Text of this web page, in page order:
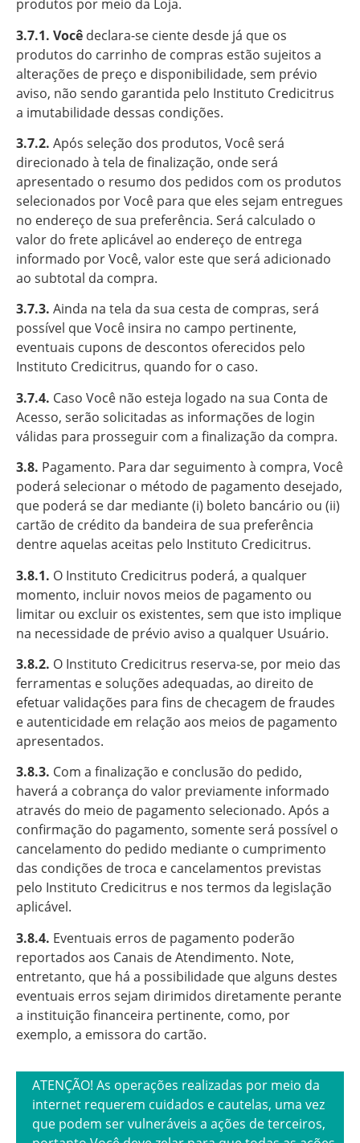
produtos por meio da Loja.
3.7.1. Você declara-se ciente desde já que os
produtos do carrinho de compras estão sujeitos a
alterações de preço e disponibilidade, sem prévio
aviso, não sendo garantida pelo Instituto Credicitrus
a imutabilidade dessas condições.
3.7.2. Após seleção dos produtos, Você será
direcionado à tela de finalização, onde será
apresentado o resumo dos pedidos com os produtos
selecionados por Você para que eles sejam entregues
no endereço de sua preferência. Será calculado o
valor do frete aplicável ao endereço de entrega
informado por Você, valor este que será adicionado
ao subtotal da compra.
3.7.3. Ainda na tela da sua cesta de compras, será
possível que Você insira no campo pertinente,
eventuais cupons de descontos oferecidos pelo
Instituto Credicitrus, quando for o caso.
3.7.4. Caso Você não esteja logado na sua Conta de
Acesso, serão solicitadas as informações de login
válidas para prosseguir com a finalização da compra.
3.8. Pagamento. Para dar seguimento à compra, Você
poderá selecionar o método de pagamento desejado,
que poderá se dar mediante (i) boleto bancário ou (ii)
cartão de crédito da bandeira de sua preferência
dentre aquelas aceitas pelo Instituto Credicitrus.
3.8.1. O Instituto Credicitrus poderá, a qualquer
momento, incluir novos meios de pagamento ou
limitar ou excluir os existentes, sem que isto implique
na necessidade de prévio aviso a qualquer Usuário.
3.8.2. O Instituto Credicitrus reserva-se, por meio das
ferramentas e soluções adequadas, ao direito de
efetuar validações para fins de checagem de fraudes
e autenticidade em relação aos meios de pagamento
apresentados.
3.8.3. Com a finalização e conclusão do pedido,
haverá a cobrança do valor previamente informado
através do meio de pagamento selecionado. Após a
confirmação do pagamento, somente será possível o
cancelamento do pedido mediante o cumprimento
das condições de troca e cancelamentos previstas
pelo Instituto Credicitrus e nos termos da legislação
aplicável.
3.8.4. Eventuais erros de pagamento poderão
reportados aos Canais de Atendimento. Note,
entretanto, que há a possibilidade que alguns destes
eventuais erros sejam dirimidos diretamente perante
a instituição financeira pertinente, como, por
exemplo, a emissora do cartão.
ATENÇÃO! As operações realizadas por meio da
internet requerem cuidados e cautelas, uma vez
que podem ser vulneráveis a ações de terceiros,